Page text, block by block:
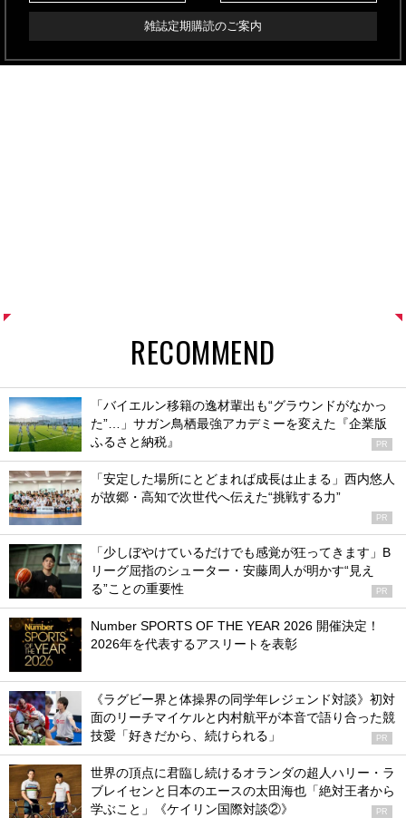
雑誌定期購読のご案内
RECOMMEND
「バイエルン移籍の逸材輩出も“グラウンドがなかっ
た”…」サガン鳥栖最強アカデミーを変えた『企業版
ふるさと納税』
PR
「安定した場所にとどまれば成長は止まる」西内悠人
が故郷・高知で次世代へ伝えた“挑戦する力”
PR
「少しぼやけているだけでも感覚が狂ってきます」B
リーグ屈指のシューター・安藤周人が明かす“見え
る”ことの重要性
PR
Number SPORTS OF THE YEAR 2026 開催決定！
2026年を代表するアスリートを表彰
《ラグビー界と体操界の同学年レジェンド対談》初対
面のリーチマイケルと内村航平が本音で語り合った競
技愛「好きだから、続けられる」
PR
世界の頂点に君臨し続けるオランダの超人ハリー・ラ
ブレイセンと日本のエースの太田海也「絶対王者から
学ぶこと」《ケイリン国際対談②》
PR